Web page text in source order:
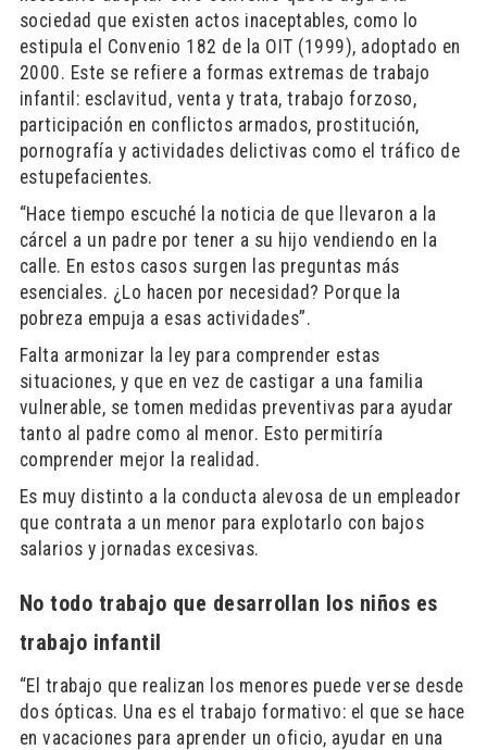
sociedad que existen actos inaceptables, como lo
estipula el Convenio 182 de la OIT (1999), adoptado en
2000. Este se refiere a formas extremas de trabajo
infantil: esclavitud, venta y trata, trabajo forzoso,
participación en conflictos armados, prostitución,
pornografía y actividades delictivas como el tráfico de
estupefacientes.
“Hace tiempo escuché la noticia de que llevaron a la
cárcel a un padre por tener a su hijo vendiendo en la
calle. En estos casos surgen las preguntas más
esenciales. ¿Lo hacen por necesidad? Porque la
pobreza empuja a esas actividades”.
Falta armonizar la ley para comprender estas
situaciones, y que en vez de castigar a una familia
vulnerable, se tomen medidas preventivas para ayudar
tanto al padre como al menor. Esto permitiría
comprender mejor la realidad.
Es muy distinto a la conducta alevosa de un empleador
que contrata a un menor para explotarlo con bajos
salarios y jornadas excesivas.
No todo trabajo que desarrollan los niños es
trabajo infantil
“El trabajo que realizan los menores puede verse desde
dos ópticas. Una es el trabajo formativo: el que se hace
en vacaciones para aprender un oficio, ayudar en una